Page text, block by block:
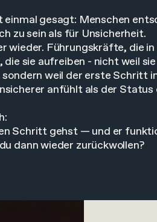
gesagt: Menschen
zu sein als für Unsicherheit.
wieder. Führungskräfte, die in
sie aufreiben - nicht weil
weil der erste Schritt
anfühlt als der Status
Schritt gehst — und er
dann wieder zurückwollen?